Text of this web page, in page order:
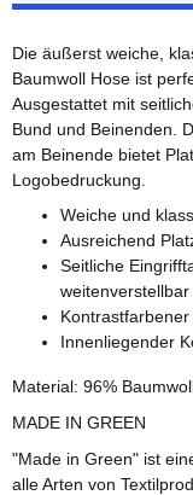
Die äußerst weiche,
Baumwoll Hose ist
Ausgestattet mit
Bund und Beinenden.
am Beinende bietet
Logobedruckung.
Weiche und
Ausreichend
Seitliche
weitenverstellbar
Innenliegender
Material: 96%
MADE IN GREEN
"Made in Green" ist
alle Arten von